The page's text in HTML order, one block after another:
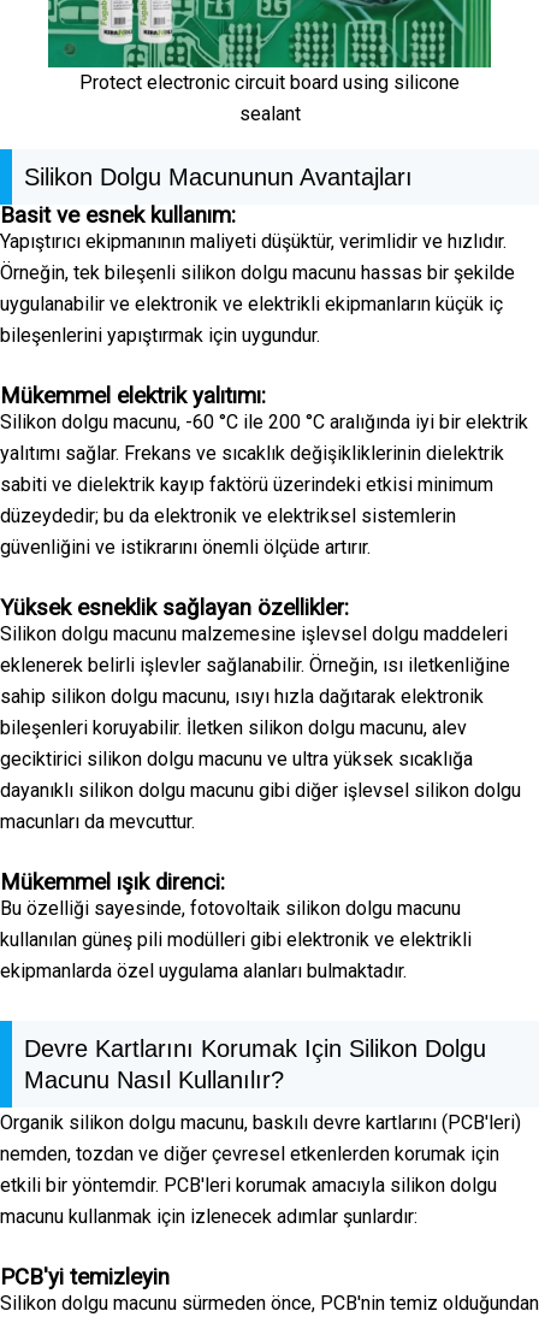
Protect electronic circuit board using silicone
sealant
Silikon Dolgu Macununun Avantajları
Basit ve esnek kullanım:
Yapıştırıcı ekipmanının maliyeti düşüktür, verimlidir ve hızlıdır.
Örneğin, tek bileşenli silikon dolgu macunu hassas bir şekilde
uygulanabilir ve elektronik ve elektrikli ekipmanların küçük iç
bileşenlerini yapıştırmak için uygundur.
Mükemmel elektrik yalıtımı:
Silikon dolgu macunu, -60 °C ile 200 °C aralığında iyi bir elektrik
yalıtımı sağlar. Frekans ve sıcaklık değişikliklerinin dielektrik
sabiti ve dielektrik kayıp faktörü üzerindeki etkisi minimum
düzeydedir; bu da elektronik ve elektriksel sistemlerin
güvenliğini ve istikrarını önemli ölçüde artırır.
Yüksek esneklik sağlayan özellikler:
Silikon dolgu macunu malzemesine işlevsel dolgu maddeleri
eklenerek belirli işlevler sağlanabilir. Örneğin, ısı iletkenliğine
sahip silikon dolgu macunu, ısıyı hızla dağıtarak elektronik
bileşenleri koruyabilir. İletken silikon dolgu macunu, alev
geciktirici silikon dolgu macunu ve ultra yüksek sıcaklığa
dayanıklı silikon dolgu macunu gibi diğer işlevsel silikon dolgu
macunları da mevcuttur.
Mükemmel ışık direnci:
Bu özelliği sayesinde, fotovoltaik silikon dolgu macunu
kullanılan güneş pili modülleri gibi elektronik ve elektrikli
ekipmanlarda özel uygulama alanları bulmaktadır.
Devre Kartlarını Korumak Için Silikon Dolgu
Macunu Nasıl Kullanılır?
Organik silikon dolgu macunu, baskılı devre kartlarını (PCB'leri)
nemden, tozdan ve diğer çevresel etkenlerden korumak için
etkili bir yöntemdir. PCB'leri korumak amacıyla silikon dolgu
macunu kullanmak için izlenecek adımlar şunlardır:
PCB'yi temizleyin
Silikon dolgu macunu sürmeden önce, PCB'nin temiz olduğundan